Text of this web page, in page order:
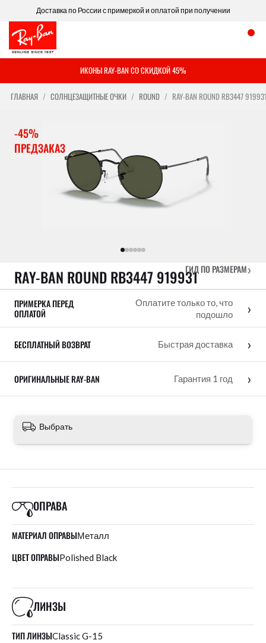
Доставка по России с примеркой и оплатой при получении
ИКОНЫ RAY-BAN СО СКИДКОЙ 45%
ГЛАВНАЯ СОЛНЦЕЗАЩИТНЫЕ ОЧКИ ROUND RAY-BAN ROUND RB3447
-45%
ПРЕДЗАКАЗ
RAY-BAN ROUND RB3447 919931ГИД ПО РАЗМЕРАМ›
ПРИМЕРКА ПЕРЕД
ОПЛАТОЙ
Оплатите только то, что
подошло
›
БЕСПЛАТНЫЙ ВОЗВРАТ Быстрая доставка ›
ОРИГИНАЛЬНЫЕ RAY-BAN Гарантия 1 год ›
Выбрать
ОПРАВА
МАТЕРИАЛ ОПРАВЫМеталл
ЦВЕТ ОПРАВЫPolished Black
ЛИНЗЫ
ТИП ЛИНЗЫClassic G-15